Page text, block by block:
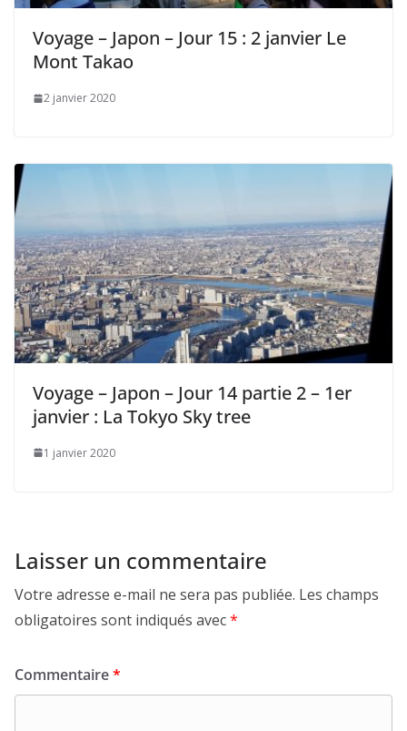
Voyage – Japon – Jour 15 : 2 janvier Le
Mont Takao
2 janvier 2020
Voyage – Japon – Jour 14 partie 2 – 1er
janvier : La Tokyo Sky tree
1 janvier 2020
Laisser un commentaire
Votre adresse e-mail ne sera pas publiée. Les champs
obligatoires sont indiqués avec*
Commentaire*